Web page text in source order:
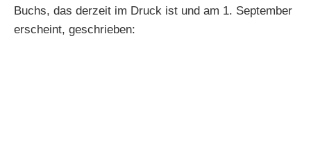
Buchs, das derzeit im Druck ist und am 1. September
erscheint, geschrieben: